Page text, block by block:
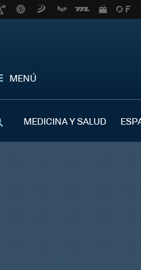
MENÚ
MEDICINA Y SALUD